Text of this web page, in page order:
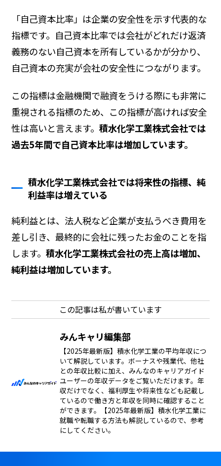
「自己資本比率」は企業の安全性を示す代表的な
指標です。自己資本比率では会社がどれだけ返済
義務のない自己資本を所有しているかが分かり、
自己資本の充実が会社の安全性につながります。
この指標は金融機関で融資をうける際にも非常に
重視される指標のため、この指標が高ければ安全
性は高いと言えます。 積水化学工業株式会社では
過去5年間で自己資本比率は増加しています。
積水化学工業株式会社では将来性の指標、純
利益率は増えている
純利益とは、法人税など企業が支払うべき費用を
差し引き、最終的に会社に残ったお金のことを指
します。 積水化学工業株式会社の売上高は増加、
純利益は増加しています。
この記事は私が書いています
みんキャリ編集部
【2025年最新版】積水化学工業の平均年収につ
いて解説しています。ボーナスや残業代、他社
との年収比較に加え、みんなのキャリアガイド
ユーザーの年収データをご覧いただけます。年
収だけでなく、福利厚生や将来性なども記載し
ているので働き方と年収を同時に確認すること
ができます。【2025年最新版】積水化学工業に
就職や転職する方法も解説しているので、参考
にしてください。